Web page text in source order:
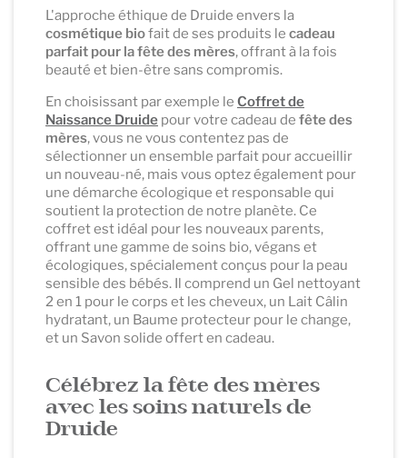
L'approche éthique de Druide envers la
cosmétique biofait de ses produits le cadeau
parfait pour la fête des mères, offrant à la fois
beauté et bien-être sans compromis.
En choisissant par exemple le Coffret de
Naissance Druide pour votre cadeau de fête des
mères, vous ne vous contentez pas de
sélectionner un ensemble parfait pour accueillir
un nouveau-né, mais vous optez également pour
une démarche écologique et responsable qui
soutient la protection de notre planète. Ce
coffret est idéal pour les nouveaux parents,
offrant une gamme de soins bio, végans et
écologiques, spécialement conçus pour la peau
sensible des bébés. Il comprend un Gel nettoyant
2 en 1 pour le corps et les cheveux, un Lait Câlin
hydratant, un Baume protecteur pour le change,
et un Savon solide offert en cadeau.
Célébrez la fête des mères
avec les soins naturels de
Druide